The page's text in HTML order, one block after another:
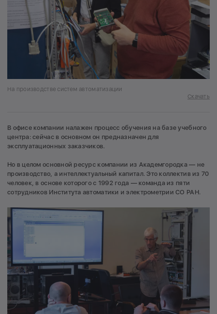
На производстве систем автоматизации
Скачать
В офисе компании налажен процесс обучения на базе учебного
центра: сейчас в основном он предназначен для
эксплуатационных заказчиков.
Но в целом основной ресурс компании из Академгородка — не
производство, а интеллектуальный капитал. Это коллектив из 70
человек, в основе которого с 1992 года — команда из пяти
сотрудников Института автоматики и электрометрии СО РАН.